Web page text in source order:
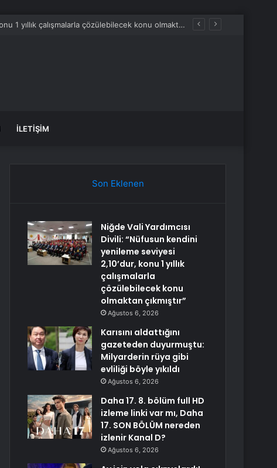
Niğde Vali Yardımcısı Divili: “Nüfusun kendini yenileme seviyesi 2,10’dur, konu 1 yıllık çalışmalarla çözülebilecek konu olmaktan çıkmıştır”
İLETIŞIM
Son Eklenen
Niğde Vali Yardımcısı
Divili: “Nüfusun kendini
yenileme seviyesi
2,10’dur, konu 1 yıllık
çalışmalarla
çözülebilecek konu
olmaktan çıkmıştır”
Ağustos 6, 2026
Karısını aldattığını
gazeteden duyurmuştu:
Milyarderin rüya gibi
evliliği böyle yıkıldı
Ağustos 6, 2026
Daha 17. 8. bölüm full HD
izleme linki var mı, Daha
17. SON BÖLÜM nereden
izlenir Kanal D?
Ağustos 6, 2026